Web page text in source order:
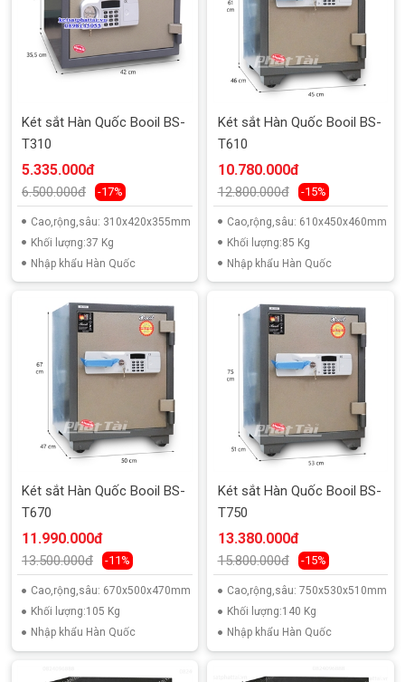
Két sắt Hàn Quốc Booil BS-
T310
5.335.000đ
6.500.000đ -17%
Cao,rộng,sâu: 310x420x355mm
Khối lượng:37 Kg
Nhập khẩu Hàn Quốc
Két sắt Hàn Quốc Booil BS-
T610
10.780.000đ
12.800.000đ -15%
Cao,rộng,sâu: 610x450x460mm
Khối lượng:85 Kg
Nhập khẩu Hàn Quốc
Két sắt Hàn Quốc Booil BS-
T670
11.990.000đ
13.500.000đ -11%
Cao,rộng,sâu: 670x500x470mm
Khối lượng:105 Kg
Nhập khẩu Hàn Quốc
Két sắt Hàn Quốc Booil BS-
T750
13.380.000đ
15.800.000đ -15%
Cao,rộng,sâu: 750x530x510mm
Khối lượng:140 Kg
Nhập khẩu Hàn Quốc